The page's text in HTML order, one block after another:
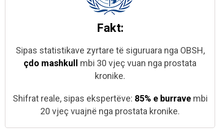
Sipas statistikave zyrtare të siguruara nga OBSH,
çdo mashkull mbi 30 vjeç vuan nga prostata
kronike.
Fakt:
Shifrat reale, sipas ekspertëve: 85% e burrave mbi
20 vjeç vuajnë nga prostata kronike.